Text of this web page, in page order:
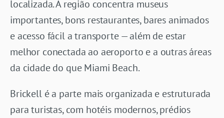
localizada. A região concentra museus
importantes, bons restaurantes, bares animados
e acesso fácil a transporte — além de estar
melhor conectada ao aeroporto e a outras áreas
da cidade do que Miami Beach.
Brickell é a parte mais organizada e estruturada
para turistas, com hotéis modernos, prédios